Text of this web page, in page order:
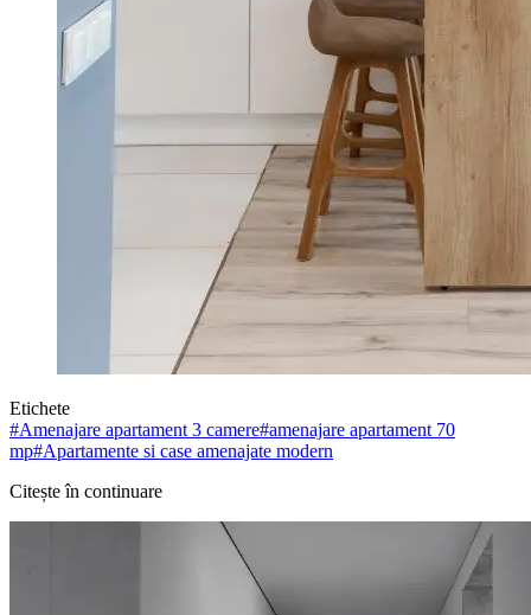
Etichete
#Amenajare apartament 3 camere#amenajare apartament 70
mp#Apartamente si case amenajate modern
Citește în continuare